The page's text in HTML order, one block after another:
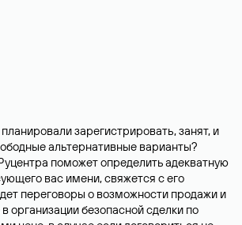
зарегистрировать, занят, и
альтернативные варианты?
поможет определить адекватную
вас имени, свяжется с его
переговоры о возможности продажи и
организации безопасной сделки по